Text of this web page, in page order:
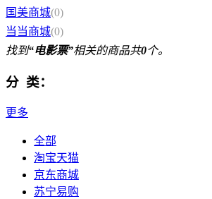
国美商城(0)
当当商城(0)
找到“电影票”相关的商品共0个。
分 类：
更多
全部
淘宝天猫
京东商城
苏宁易购